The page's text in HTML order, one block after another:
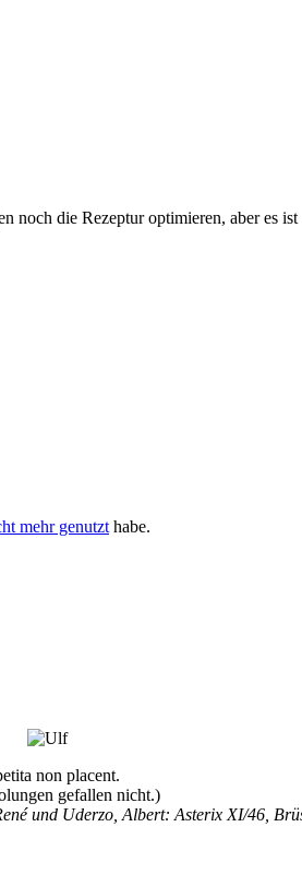
noch die Rezeptur optimieren, aber es
mehr genutzt habe.
non placent.
gefallen nicht.)
und Uderzo, Albert: Asterix XI/46,